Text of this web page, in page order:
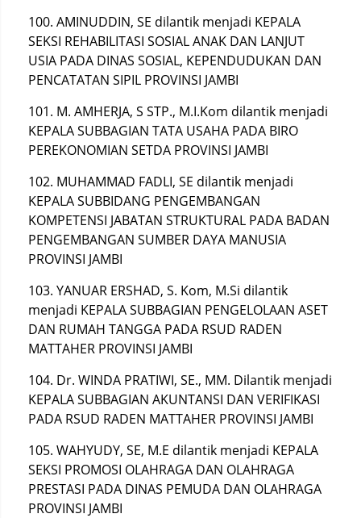
100. AMINUDDIN, SE dilantik menjadi KEPALA
SEKSI REHABILITASI SOSIAL ANAK DAN LANJUT
USIA PADA DINAS SOSIAL, KEPENDUDUKAN DAN
PENCATATAN SIPIL PROVINSI JAMBI
101. M. AMHERJA, S STP., M.I.Kom dilantik menjadi
KEPALA SUBBAGIAN TATA USAHA PADA BIRO
PEREKONOMIAN SETDA PROVINSI JAMBI
102. MUHAMMAD FADLI, SE dilantik menjadi
KEPALA SUBBIDANG PENGEMBANGAN
KOMPETENSI JABATAN STRUKTURAL PADA BADAN
PENGEMBANGAN SUMBER DAYA MANUSIA
PROVINSI JAMBI
103. YANUAR ERSHAD, S. Kom, M.Si dilantik
menjadi KEPALA SUBBAGIAN PENGELOLAAN ASET
DAN RUMAH TANGGA PADA RSUD RADEN
MATTAHER PROVINSI JAMBI
104. Dr. WINDA PRATIWI, SE., MM. Dilantik menjadi
KEPALA SUBBAGIAN AKUNTANSI DAN VERIFIKASI
PADA RSUD RADEN MATTAHER PROVINSI JAMBI
105. WAHYUDY, SE, M.E dilantik menjadi KEPALA
SEKSI PROMOSI OLAHRAGA DAN OLAHRAGA
PRESTASI PADA DINAS PEMUDA DAN OLAHRAGA
PROVINSI JAMBI